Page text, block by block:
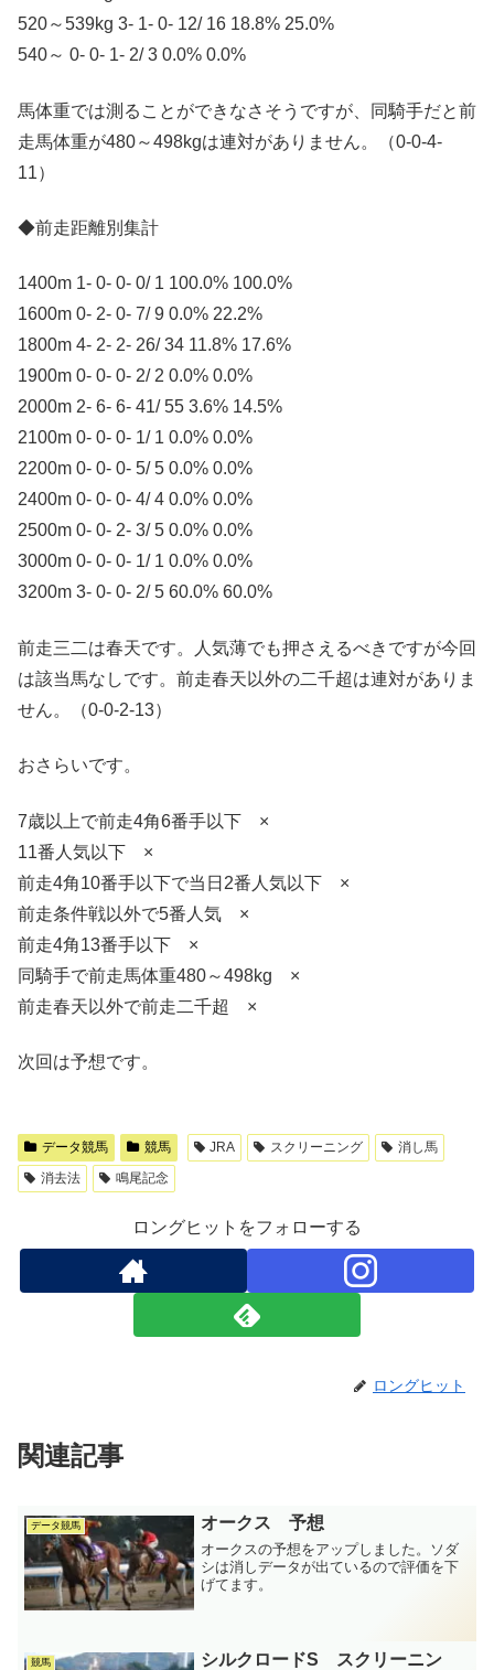
520～539kg 3- 1- 0- 12/ 16 18.8% 25.0%
540～ 0- 0- 1- 2/ 3 0.0% 0.0%
馬体重では測ることができなさそうですが、同騎手だと前
走馬体重が480～498kgは連対がありません。（0-0-4-
11）
◆前走距離別集計
1400m 1- 0- 0- 0/ 1 100.0% 100.0%
1600m 0- 2- 0- 7/ 9 0.0% 22.2%
1800m 4- 2- 2- 26/ 34 11.8% 17.6%
1900m 0- 0- 0- 2/ 2 0.0% 0.0%
2000m 2- 6- 6- 41/ 55 3.6% 14.5%
2100m 0- 0- 0- 1/ 1 0.0% 0.0%
2200m 0- 0- 0- 5/ 5 0.0% 0.0%
2400m 0- 0- 0- 4/ 4 0.0% 0.0%
2500m 0- 0- 2- 3/ 5 0.0% 0.0%
3000m 0- 0- 0- 1/ 1 0.0% 0.0%
3200m 3- 0- 0- 2/ 5 60.0% 60.0%
前走三二は春天です。人気薄でも押さえるべきですが今回
は該当馬なしです。前走春天以外の二千超は連対がありま
せん。（0-0-2-13）
おさらいです。
7歳以上で前走4角6番手以下 ×
11番人気以下 ×
前走4角10番手以下で当日2番人気以下 ×
前走条件戦以外で5番人気 ×
前走4角13番手以下 ×
同騎手で前走馬体重480～498kg ×
前走春天以外で前走二千超 ×
次回は予想です。
データ競馬 競馬 JRA スクリーニング
消し馬
消去法
鳴尾記念
ロングヒットをフォローする
ロングヒット
関連記事
データ競馬 オークス 予想
オークスの予想をアップしました。ソダ
シは消しデータが出ているので評価を下
げてます。
競馬
シルクロードS スクリーニン